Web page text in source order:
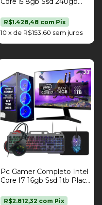
Strong Tech
10 x de R$153,60 sem juros
R$1.428,48 com Pix
Pc Gamer Completo Intel
Core I7 16gb Ssd 1tb Placa
Gamer Monitor 23" Fonte
R$2.812,32 com Pix